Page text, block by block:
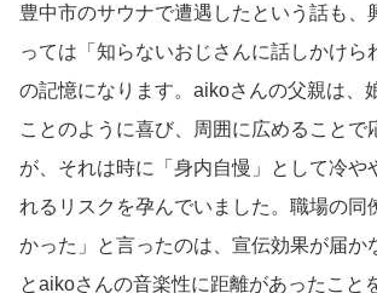
豊中市のサウナで遭遇したという話も、
っては「知らないおじさんに話しかけら
の記憶になります。aikoさんの父親は、
ことのように喜び、周囲に広めることで
が、それは時に「身内自慢」として冷や
れるリスクを孕んでいました。職場の同
かった」と言ったのは、宣伝効果が届か
とaikoさんの音楽性に距離があったこと